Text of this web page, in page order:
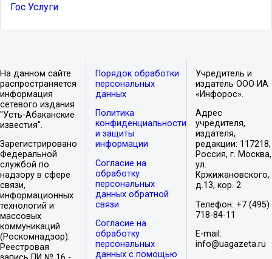
Гос Услуги
На данном сайте
распространяется
информация
сетевого издания
"Усть-Абаканские
известия".
Зарегистрировано
Федеральной
службой по
надзору в сфере
связи,
информационных
технологий и
массовых
коммуникаций
(Роскомнадзор).
Реестровая
Порядок обработки
персональных
данных
Политика
конфиденциальности
и защиты
информации
Согласие на
обработку
персональных
данных обратной
связи
Согласие на
обработку
персональных
данных с помощью
Учредитель и
издатель ООО ИА
«Инфорос».
Адрес
учредителя,
издателя,
редакции: 117218,
Россия, г. Москва,
ул.
Кржижановского,
д.13, кор. 2
Телефон: +7 (495)
718-84-11
E-mail:
info@uagazeta.ru